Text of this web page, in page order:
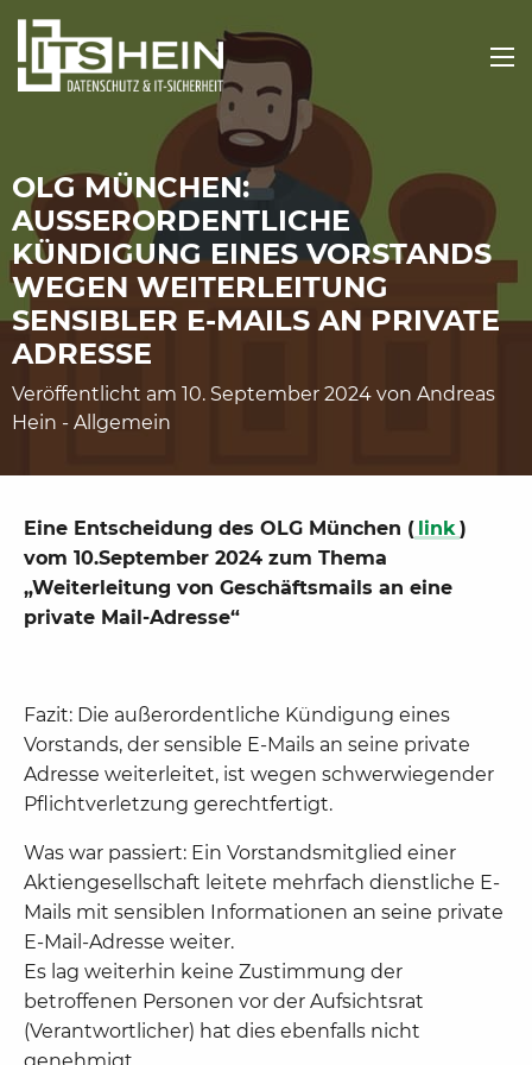
OLG MÜNCHEN:
AUSSERORDENTLICHE K
ÜNDIGUNG EINES VORSTANDS W
EGEN WEITERLEITUNG S
ENSIBLER E-MAILS AN PRIVATE A
DRESSE
Veröffentlicht am 10. September 2024 von Andreas
Hein - Allgemein
Eine Entscheidung des OLG München ( link)
vom 10.September 2024 zum Thema
„Weiterleitung von Geschäftsmails an eine
private Mail-Adresse“
Fazit: Die außerordentliche Kündigung eines
Vorstands, der sensible E-Mails an seine private
Adresse weiterleitet, ist wegen schwerwiegender
Pflichtverletzung gerechtfertigt.
Was war passiert: Ein Vorstandsmitglied einer
Aktiengesellschaft leitete mehrfach dienstliche E-
Mails mit sensiblen Informationen an seine private
E-Mail-Adresse weiter.
Es lag weiterhin keine Zustimmung der
betroffenen Personen vor der Aufsichtsrat
(Verantwortlicher) hat dies ebenfalls nicht